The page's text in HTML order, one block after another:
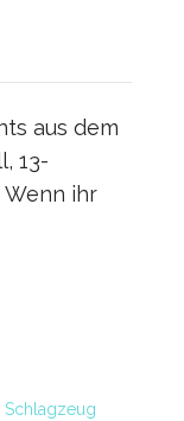
aus dem
13-
Wenn ihr
Schlagzeug